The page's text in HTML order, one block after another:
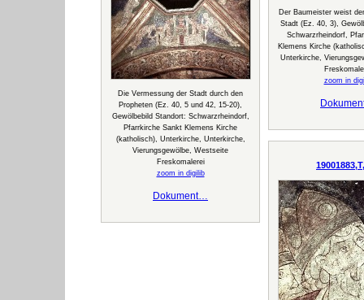
Die Vermessung der Stadt durch den
Propheten (Ez. 40, 5 und 42, 15-20),
Gewölbebild Standort: Schwarzrheindorf,
Pfarrkirche Sankt Klemens Kirche
(katholisch), Unterkirche, Unterkirche,
Vierungsgewölbe, Westseite
Freskomalerei
zoom in digilib
Dokument…
Der Baumeister weist
Stadt (Ez. 40, 3),
Schwarzrheindorf,
Klemens Kirche
Unterkirche,
zoom in